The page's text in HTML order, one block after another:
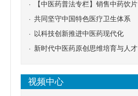
【中医药普法专栏】销售中药饮片
应告知煎服方法及注意事项
共同坚守中国特色医疗卫生体系
以科技创新推进中医药现代化
新时代中医药原创思维培育与人才
视频中心